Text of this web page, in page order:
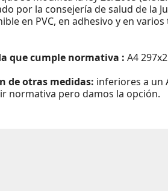
por la consejería de salud de la
en PVC, en adhesivo y en
que cumple normativa : A4
de otras medidas: inferiores a un
normativa pero damos la opción.